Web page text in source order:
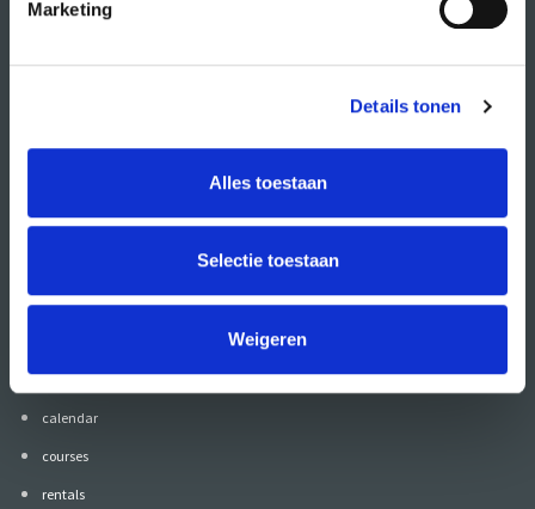
Marketing
Details tonen
Alles toestaan
Selectie toestaan
Weigeren
go to
calendar
courses
rentals